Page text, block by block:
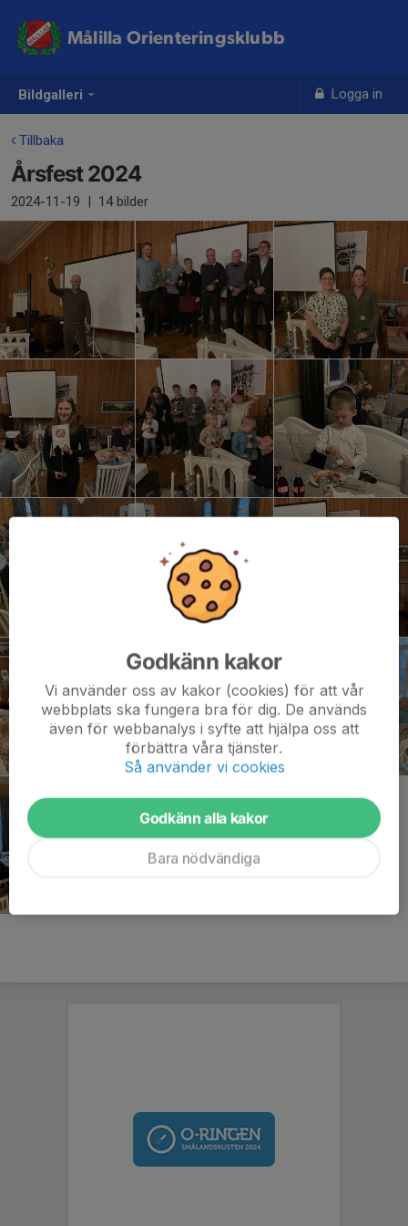
Bildgalleri Logga in
Målilla Orienteringsklubb
Tillbaka
Årsfest 2024
2024-11-19 | 14 bilder
Godkänn kakor
Vi använder oss av kakor (cookies) för att vår
webbplats ska fungera bra för dig. De används
även för webbanalys i syfte att hjälpa oss att
förbättra våra tjänster.
Så använder vi cookies
Godkänn alla kakor
Bara nödvändiga